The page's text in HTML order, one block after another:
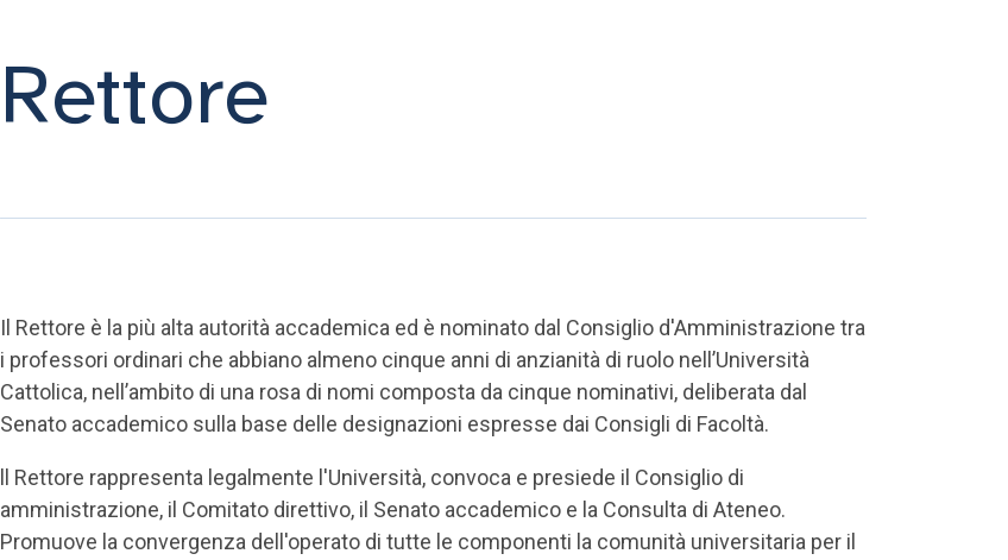
Rettore
Il Rettore è la più alta autorità accademica ed è nominato dal Consiglio d'Amministrazione tra
i professori ordinari che abbiano almeno cinque anni di anzianità di ruolo nell’Università
Cattolica, nell’ambito di una rosa di nomi composta da cinque nominativi, deliberata dal
Senato accademico sulla base delle designazioni espresse dai Consigli di Facoltà.
ll Rettore rappresenta legalmente l'Università, convoca e presiede il Consiglio di
amministrazione, il Comitato direttivo, il Senato accademico e la Consulta di Ateneo.
Promuove la convergenza dell'operato di tutte le componenti la comunità universitaria per il